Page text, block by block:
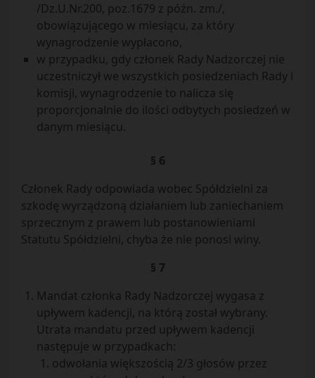
/Dz.U.Nr.200, poz.1679 z późn. zm./,
obowiązującego w miesiącu, za który
wynagrodzenie wypłacono,
w przypadku, gdy członek Rady Nadzorczej nie
uczestniczył we wszystkich posiedzeniach Rady i
komisji, wynagrodzenie to nalicza się
proporcjonalnie do ilości odbytych posiedzeń w
danym miesiącu.
§ 6
Członek Rady odpowiada wobec Spółdzielni za
szkodę wyrządzoną działaniem lub zaniechaniem
sprzecznym z prawem lub postanowieniami
Statutu Spółdzielni, chyba że nie ponosi winy.
§ 7
Mandat członka Rady Nadzorczej wygasa z
upływem kadencji, na którą został wybrany.
Utrata mandatu przed upływem kadencji
następuje w przypadkach:
odwołania większością 2/3 głosów przez